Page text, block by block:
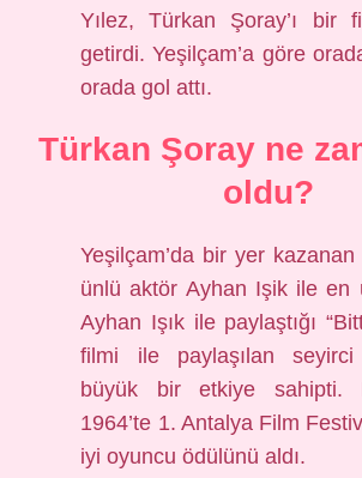
Yılez, Türkan Şoray’ı bir
getirdi. Yeşilçam’a göre
orada gol attı.
Türkan Şoray ne
oldu?
Yeşilçam’da bir yer
ünlü aktör Ayhan Işik ile en
Ayhan Işık ile paylaştığı
filmi ile paylaşılan seyirci
büyük bir etkiye sahipti.
1964’te 1. Antalya Film
iyi oyuncu ödülünü aldı.